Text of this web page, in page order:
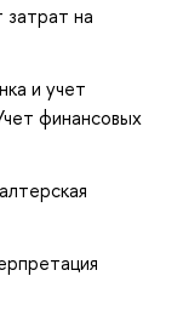
на
и учет
финансовых